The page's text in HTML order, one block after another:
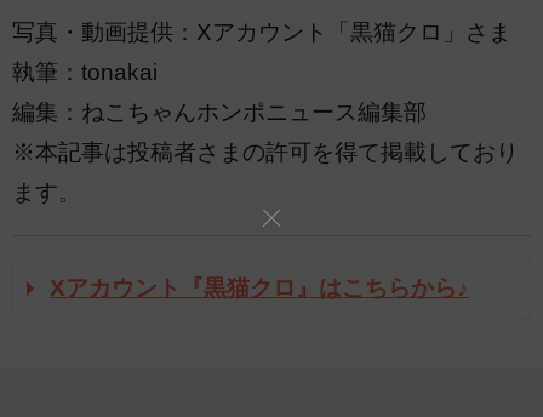
写真・動画提供：Xアカウント「黒猫クロ」さま
執筆：tonakai
編集：ねこちゃんホンポニュース編集部
※本記事は投稿者さまの許可を得て掲載しており
ます。
Xアカウント『黒猫クロ』はこちらから♪